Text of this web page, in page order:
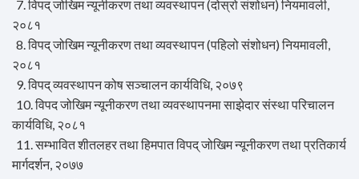
7. विपद् जोखिम न्यूनीकरण तथा व्यवस्थापन (दोस्रो संशोधन) नियमावली,
२०८१
8. विपद् जोखिम न्यूनीकरण तथा व्यवस्थापन (पहिलो संशोधन) नियमावली,
२०८१
9. विपद् व्यवस्थापन कोष सञ्चालन कार्यविधि, २०७९
10. विपद जोखिम न्यूनीकरण तथा व्यवस्थापनमा साझेदार संस्था परिचालन
कार्यविधि, २०८१
11. सम्भावित शीतलहर तथा हिमपात विपद् जोखिम न्यूनीकरण तथा प्रतिकार्य
मार्गदर्शन, २०७७